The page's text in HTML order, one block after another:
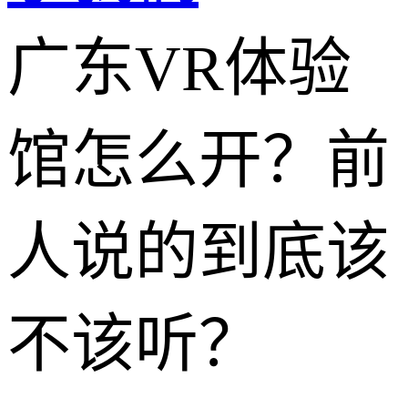
广东VR体验
馆怎么开？前
人说的到底该
不该听？